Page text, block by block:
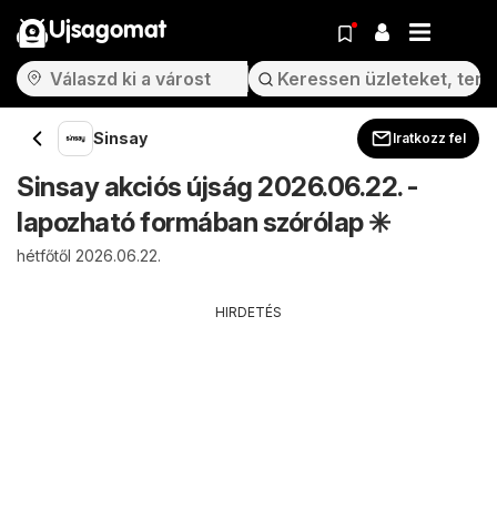
Ujsagomat
Sinsay Iratkozz fel
Sinsay akciós újság 2026.06.22. -
lapozható formában szórólap ✳️
hétfőtől 2026.06.22.
HIRDETÉS